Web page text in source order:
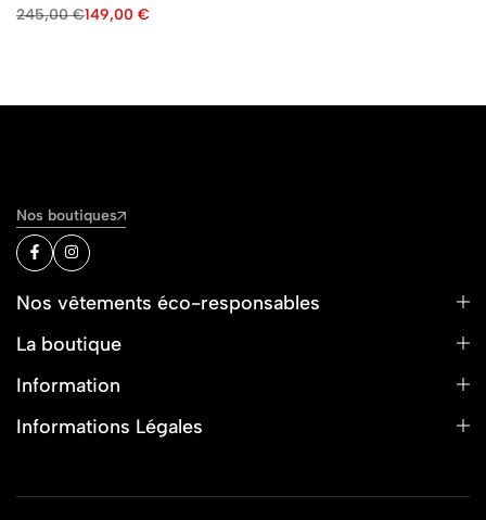
245,00€149,00 €
Nos boutiques
Nos vêtements éco-responsables
La boutique
Information
Informations Légales